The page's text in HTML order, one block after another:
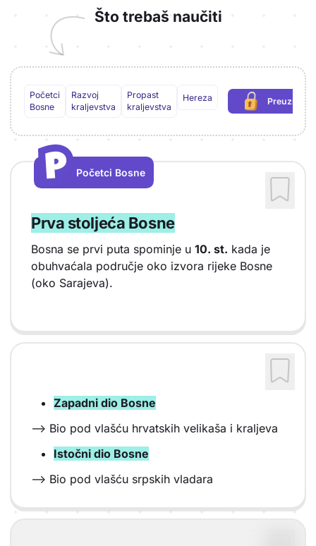
Što trebaš naučiti
Početci
Bosne
Razvoj
kraljevstva
Propast
kraljevstva
Hereza Preuzmi
P
P
Početci Bosne
Prva stoljeća Bosne
Bosna se prvi puta spominje u 10. st. kada je
obuhvaćala područje oko izvora rijeke Bosne
(oko Sarajeva).
Zapadni dio Bosne
--> Bio pod vlašću hrvatskih velikaša i kraljeva
Istočni dio Bosne
--> Bio pod vlašću srpskih vladara